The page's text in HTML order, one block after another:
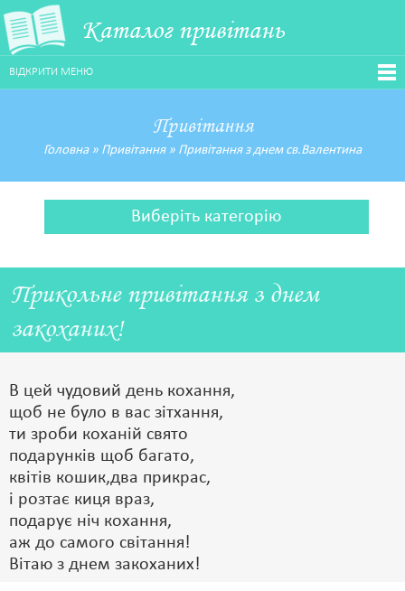
Каталог привітань
ВІДКРИТИ МЕНЮ
Привітання
Головна» Привітання» Привітання з днем св.Валентина
Виберіть категорію
Прикольне привітання з днем
закоханих!
В цей чудовий день кохання,
щоб не було в вас зітхання,
ти зроби коханій свято
подарунків щоб багато,
квітів кошик,два прикрас,
і розтає киця враз,
подарує ніч кохання,
аж до самого світання!
Вітаю з днем закоханих!